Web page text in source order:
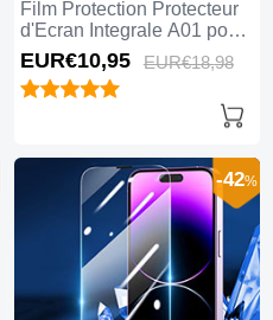
Film Protection Protecteur
d'Ecran Integrale A01 pour
Apple iPhone 15 Pro Max
Clair
EUR€10,95 EUR€18,98
-42%